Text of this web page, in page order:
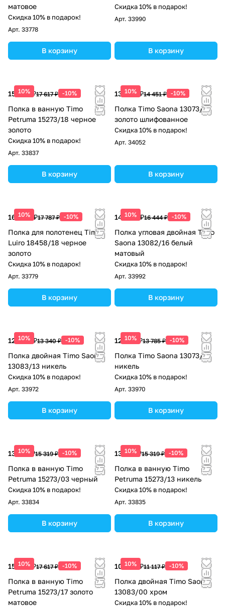
матовое
Скидка 10% в подарок!
Арт. 33778
В корзину
Скидка 10% в подарок!
Арт. 33990
В корзину
10%
15 855 ₽17 617 ₽ -10%
Полка в ванную Timo
Petruma 15273/18 черное
золото
Скидка 10% в подарок!
Арт. 33837
В корзину
10%
13 006 ₽14 451 ₽ -10%
Полка Timo Saona 13073/20
золото шлифованное
Скидка 10% в подарок!
Арт. 34052
В корзину
10%
16 008 ₽17 787 ₽ -10%
Полка для полотенец Timo
Luiro 18458/18 черное
золото
Скидка 10% в подарок!
Арт. 33779
В корзину
10%
14 800 ₽16 444 ₽ -10%
Полка угловая двойная Timo
Saona 13082/16 белый
матовый
Скидка 10% в подарок!
Арт. 33992
В корзину
10%
12 006 ₽13 340 ₽ -10%
Полка двойная Timo Saona
13083/13 никель
Скидка 10% в подарок!
Арт. 33972
В корзину
10%
12 407 ₽13 785 ₽ -10%
Полка Timo Saona 13073/13
никель
Скидка 10% в подарок!
Арт. 33970
В корзину
10%
13 787 ₽15 319 ₽ -10%
Полка в ванную Timo
Petruma 15273/03 черный
Скидка 10% в подарок!
Арт. 33834
В корзину
10%
13 787 ₽15 319 ₽ -10%
Полка в ванную Timo
Petruma 15273/13 никель
Скидка 10% в подарок!
Арт. 33835
В корзину
10%
15 855 ₽17 617 ₽ -10%
Полка в ванную Timo
Petruma 15273/17 золото
матовое
10%
10 005 ₽11 117 ₽ -10%
Полка двойная Timo Saona
13083/00 хром
Скидка 10% в подарок!